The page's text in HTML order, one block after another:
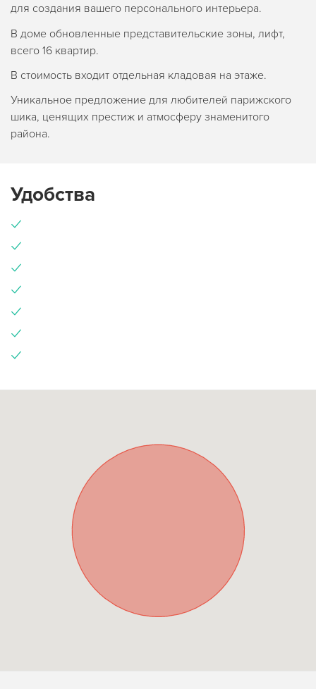
для создания вашего персонального интерьера.
В доме обновленные представительские зоны, лифт,
всего 16 квартир.
В стоимость входит отдельная кладовая на этаже.
Уникальное предложение для любителей парижского
шика, ценящих престиж и атмосферу знаменитого
района.
Удобства